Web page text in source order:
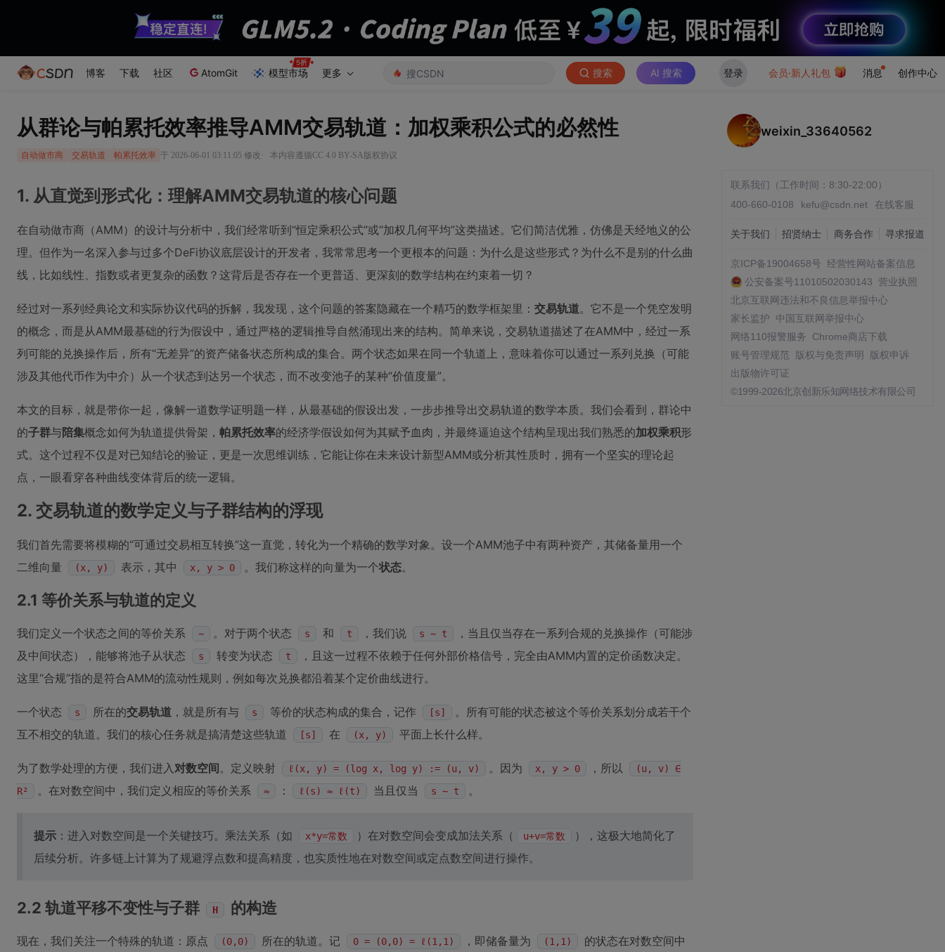
博客 下载 社区 AtomGit 模型市场 更多 搜索 AI 搜索 登录 会员·新人礼包 消息 创作中心
从群论与帕累托效率推导AMM交易轨道：加权乘积公式的必然性
自动做市商 交易轨道 帕累托效率 于 2026-06-01 03:11:05 修改 · 本内容遵循CC 4.0 BY-SA版权协议
1. 从直觉到形式化：理解AMM交易轨道的核心问题
在自动做市商（AMM）的设计与分析中，我们经常听到“恒定乘积公式”或“加权几何平均”这类描述。它们简洁优雅，仿佛是天经地义的公
理。但作为一名深入参与过多个DeFi协议底层设计的开发者，我常常思考一个更根本的问题：为什么是这些形式？为什么不是别的什么曲
线，比如线性、指数或者更复杂的函数？这背后是否存在一个更普适、更深刻的数学结构在约束着一切？
经过对一系列经典论文和实际协议代码的拆解，我发现，这个问题的答案隐藏在一个精巧的数学框架里： 交易轨道。它不是一个凭空发明
的概念，而是从AMM最基础的行为假设中，通过严格的逻辑推导自然涌现出来的结构。简单来说，交易轨道描述了在AMM中，经过一系
列可能的兑换操作后，所有“无差异”的资产储备状态所构成的集合。两个状态如果在同一个轨道上，意味着你可以通过一系列兑换（可能
涉及其他代币作为中介）从一个状态到达另一个状态，而不改变池子的某种“价值度量”。
本文的目标，就是带你一起，像解一道数学证明题一样，从最基础的假设出发，一步步推导出交易轨道的数学本质。我们会看到，群论中
的子群与 陪集概念如何为轨道提供骨架， 帕累托效率的经济学假设如何为其赋予血肉，并最终逼迫这个结构呈现出我们熟悉的加权乘积形
式。这个过程不仅是对已知结论的验证，更是一次思维训练，它能让你在未来设计新型AMM或分析其性质时，拥有一个坚实的理论起
点，一眼看穿各种曲线变体背后的统一逻辑。
2. 交易轨道的数学定义与子群结构的浮现
我们首先需要将模糊的“可通过交易相互转换”这一直觉，转化为一个精确的数学对象。设一个AMM池子中有两种资产，其储备量用一个
二维向量
(x, y) 表示，其中 x, y > 0 。我们称这样的向量为一个状态。
2.1 等价关系与轨道的定义
我们定义一个状态之间的等价关系 ∼ 。对于两个状态 s 和 t ，我们说 s ∼ t
，当且仅当存在一系列合规的兑换操作（可能涉
及中间状态），能够将池子从状态
s 转变为状态 t
，且这一过程不依赖于任何外部价格信号，完全由AMM内置的定价函数决定。
这里“合规”指的是符合AMM的流动性规则，例如每次兑换都沿着某个定价曲线进行。
一个状态 s 所在的交易轨道 ，就是所有与 s 等价的状态构成的集合，记作 [s]
。所有可能的状态被这个等价关系划分成若干个
互不相交的轨道。我们的核心任务就是搞清楚这些轨道
[s] 在 (x, y) 平面上长什么样。
为了数学处理的方便，我们进入对数空间。定义映射 ℓ(x, y) = (log x, log y) := (u, v) 。因为 x, y > 0 ，所以
(u, v) ∈
R²
。在对数空间中，我们定义相应的等价关系 ≈ ： ℓ(s) ≈ ℓ(t) 当且仅当 s ∼ t 。
提示 ：进入对数空间是一个关键技巧。乘法关系（如 x*y=常数 ）在对数空间会变成加法关系（ u+v=常数
），这极大地简化了
后续分析。许多链上计算为了规避浮点数和提高精度，也实质性地在对数空间或定点数空间进行操作。
2.2 轨道平移不变性与子群 H 的构造
现在，我们关注一个特殊的轨道：原点 (0,0) 所在的轨道。记 0 = (0,0) = ℓ(1,1) ，即储备量为 (1,1)
的状态在对数空间中
weixin_33640562
联系我们（工作时间：8:30-22:00）
400-660-0108
kefu@csdn.net 在线客服
关于我们 招贤纳士 商务合作 寻求报道
京ICP备19004658号 经营性网站备案信息
公安备案号11010502030143 营业执照
北京互联网违法和不良信息举报中心
家长监护
中国互联网举报中心
网络110报警服务
Chrome商店下载
账号管理规范
版权与免责声明
版权申诉
出版物许可证
©1999-2026北京创新乐知网络技术有限公司